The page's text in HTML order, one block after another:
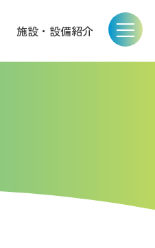
施設・設備紹介